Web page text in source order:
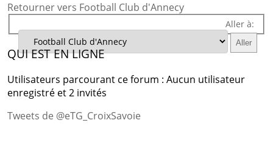
Retourner vers Football Club d'Annecy
Aller à:
QUI EST EN LIGNE
Utilisateurs parcourant ce forum : Aucun utilisateur
enregistré et 2 invités
Tweets de @eTG_CroixSavoie